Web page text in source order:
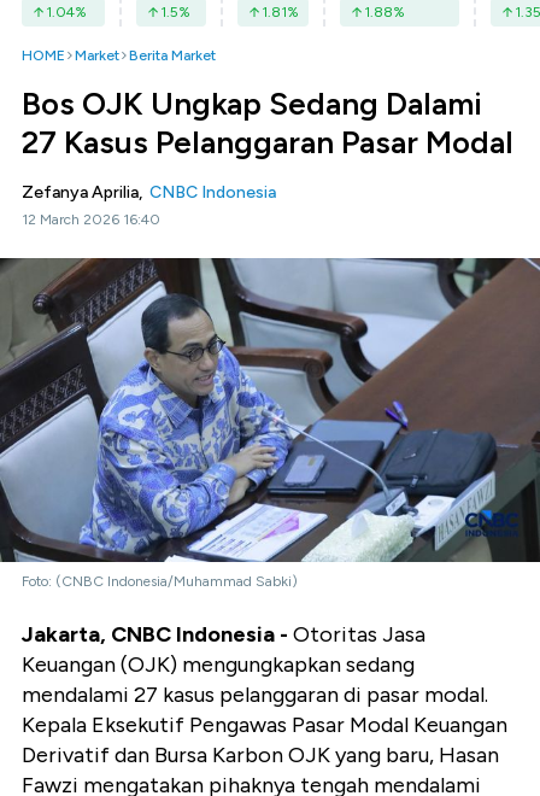
1.04% 1.5% 1.81% 1.88% 1.35
HOME Market Berita Market
Bos OJK Ungkap Sedang Dalami
27 Kasus Pelanggaran Pasar Modal
Zefanya Aprilia, CNBC Indonesia
12 March 2026 16:40
Foto: (CNBC Indonesia/Muhammad Sabki)
Jakarta, CNBC Indonesia - Otoritas Jasa
Keuangan (OJK) mengungkapkan sedang
mendalami 27 kasus pelanggaran di pasar modal.
Kepala Eksekutif Pengawas Pasar Modal Keuangan
Derivatif dan Bursa Karbon OJK yang baru, Hasan
Fawzi mengatakan pihaknya tengah mendalami